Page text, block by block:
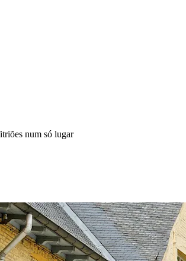
num só lugar